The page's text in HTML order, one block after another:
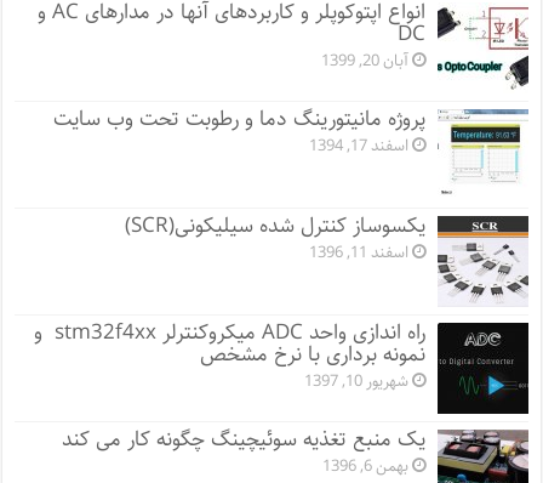
انواع اپتوکوپلر و کاربردهای آنها در مدارهای AC و
DC
آبان 20, 1399
پروژه مانيتورينگ دما و رطوبت تحت وب سایت
اسفند 17, 1394
یکسوساز کنترل شده سیلیکونی(SCR)
اسفند 11, 1396
راه اندازی واحد ADC میکروکنترلر stm32f4xx و
نمونه برداری با نرخ مشخص
شهریور 10, 1397
یک منبع تغذیه سوئیچینگ چگونه کار می کند
بهمن 6, 1396